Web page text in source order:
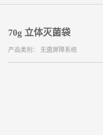
70g 立体灭菌袋
产品类别： 无菌屏障系统